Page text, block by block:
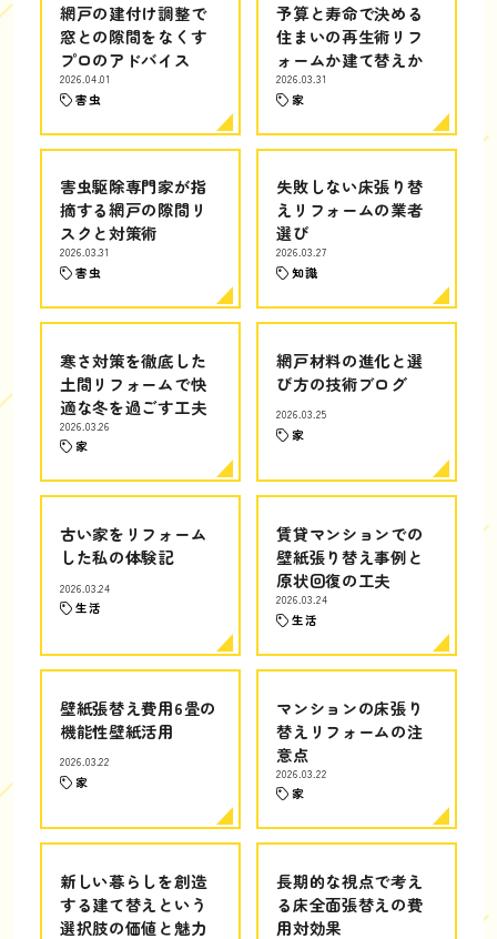
網戸の建付け調整で
窓との隙間をなくす
プロのアドバイス
2026.04.01
害虫
予算と寿命で決める
住まいの再生術リフ
ォームか建て替えか
2026.03.31
家
害虫駆除専門家が指
摘する網戸の隙間リ
スクと対策術
2026.03.31
害虫
失敗しない床張り替
えリフォームの業者
選び
2026.03.27
知識
寒さ対策を徹底した
土間リフォームで快
適な冬を過ごす工夫
2026.03.26
家
網戸材料の進化と選
び方の技術ブログ
2026.03.25
家
古い家をリフォーム
した私の体験記
2026.03.24
生活
賃貸マンションでの
壁紙張り替え事例と
原状回復の工夫
2026.03.24
生活
壁紙張替え費用6畳の
機能性壁紙活用
2026.03.22
家
マンションの床張り
替えリフォームの注
意点
2026.03.22
家
新しい暮らしを創造
する建て替えという
選択肢の価値と魅力
長期的な視点で考え
る床全面張替えの費
用対効果